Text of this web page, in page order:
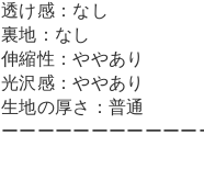
透け感：なし
裏地：なし
伸縮性：ややあり
光沢感：ややあり
生地の厚さ：普通
ーーーーーーーーーーー